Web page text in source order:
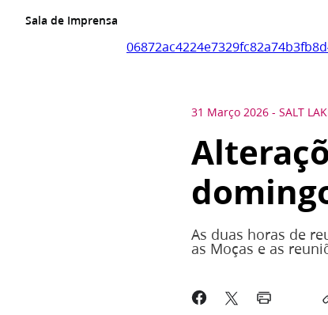
Sala de Imprensa
31 Março 2026 - SALT
As duas horas de
as Moças e as